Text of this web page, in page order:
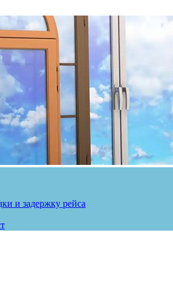
и задержку рейса